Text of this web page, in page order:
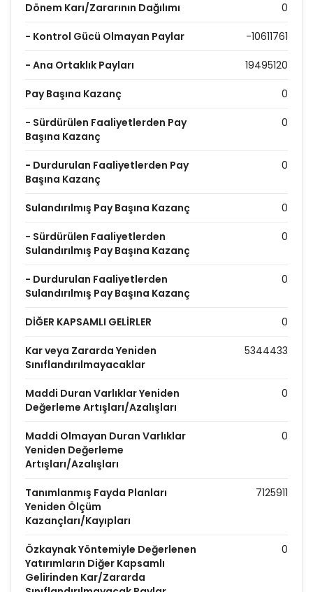
Dönem Karı/Zararının Dağılımı 0
- Kontrol Gücü Olmayan Paylar -10611761
- Ana Ortaklık Payları 19495120
Pay Başına Kazanç 0
- Sürdürülen Faaliyetlerden Pay
Başına Kazanç
0
- Durdurulan Faaliyetlerden Pay
Başına Kazanç
0
Sulandırılmış Pay Başına Kazanç 0
- Sürdürülen Faaliyetlerden
Sulandırılmış Pay Başına Kazanç
0
- Durdurulan Faaliyetlerden
Sulandırılmış Pay Başına Kazanç
0
DİĞER KAPSAMLI GELİRLER 0
Kar veya Zararda Yeniden
Sınıflandırılmayacaklar
5344433
Maddi Duran Varlıklar Yeniden
Değerleme Artışları/Azalışları
0
Maddi Olmayan Duran Varlıklar
Yeniden Değerleme
Artışları/Azalışları
0
Tanımlanmış Fayda Planları
Yeniden Ölçüm
Kazançları/Kayıpları
7125911
Özkaynak Yöntemiyle Değerlenen
Yatırımların Diğer Kapsamlı
Gelirinden Kar/Zararda
0